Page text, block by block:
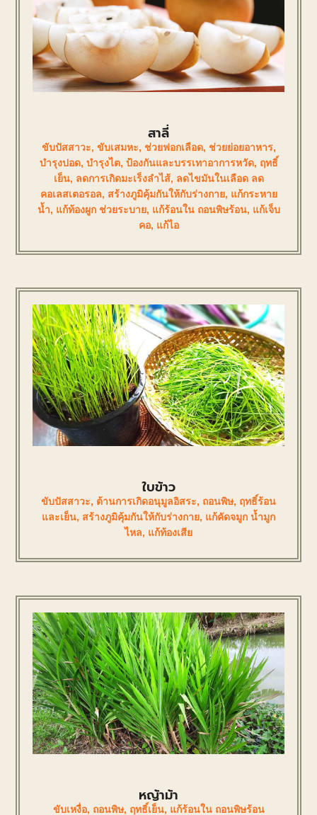
สาลี่
ขับปัสสาวะ, ขับเสมหะ, ช่วยฟอกเลือด, ช่วยย่อยอาหาร,
บำรุงปอด, บำรุงไต, ป้องกันและบรรเทาอาการหวัด, ฤทธิ์
เย็น, ลดการเกิดมะเร็งลำไส้, ลดไขมันในเลือด ลด
คอเลสเตอรอล, สร้างภูมิคุ้มกันให้กับร่างกาย, แก้กระหาย
น้ำ, แก้ท้องผูก ช่วยระบาย, แก้ร้อนใน ถอนพิษร้อน, แก้เจ็บ
คอ, แก้ไอ
ใบข้าว
ขับปัสสาวะ, ต้านการเกิดอนุมูลอิสระ, ถอนพิษ, ฤทธิ์ร้อน
และเย็น, สร้างภูมิคุ้มกันให้กับร่างกาย, แก้คัดจมูก น้ำมูก
ไหล, แก้ท้องเสีย
หญ้าม้า
ขับเหงื่อ, ถอนพิษ, ฤทธิ์เย็น, แก้ร้อนใน ถอนพิษร้อน